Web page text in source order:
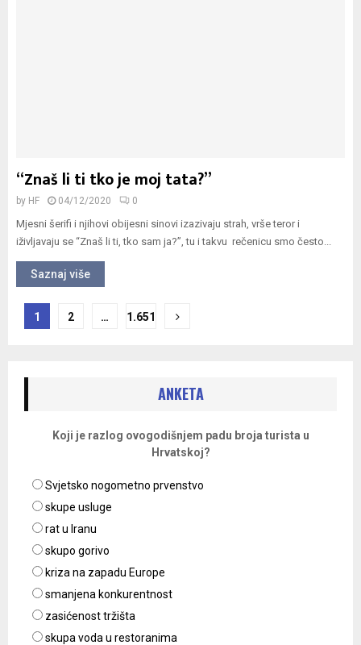
“Znaš li ti tko je moj tata?”
by HF 04/12/2020 0
Mjesni šerifi i njihovi obijesni sinovi izazivaju strah, vrše teror i
iživljavaju se “Znaš li ti, tko sam ja?”, tu i takvu rečenicu smo često...
Saznaj više
Navigacija
1 2 … 1.651
ANKETA
Koji je razlog ovogodišnjem padu broja turista u
Hrvatskoj?
Svjetsko nogometno prvenstvo
skupe usluge
rat u Iranu
skupo gorivo
kriza na zapadu Europe
smanjena konkurentnost
zasićenost tržišta
skupa voda u restoranima